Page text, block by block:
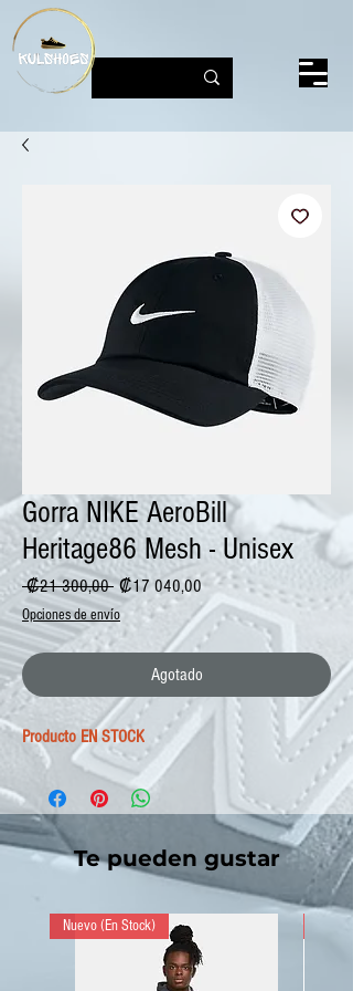
Gorra NIKE AeroBill
Heritage86 Mesh - Unisex
₡21 300,00 Precio
₡17 040,00Precio
de
oferta
Opciones de envío
Agotado
Producto EN STOCK
Te pueden gustar
Nuevo (En Stock)